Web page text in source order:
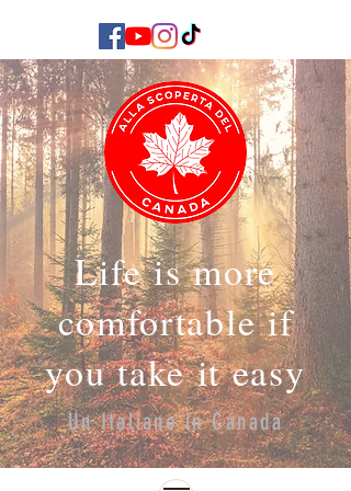
Life is more
comfortable if
you take it easy
Un Italiano in Canada